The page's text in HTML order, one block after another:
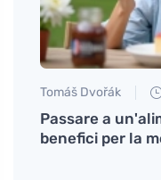
Tomáš Dvořák
Passare a
benefici per la